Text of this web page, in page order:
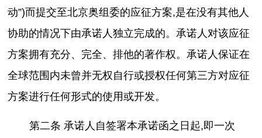
动”)而提交至北京奥组委的应征方案,是在没有其他人
协助的情况下由承诺人独立完成的。承诺人对该应征
方案拥有充分、完全、排他的著作权。承诺人保证在
全球范围内未曾并无权自行或授权任何第三方对应征
方案进行任何形式的使用或开发。
第二条 承诺人自签署本承诺函之日起,即一次